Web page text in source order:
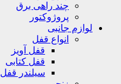
چند راهی برق
پروژوکتور
لوازم جانبی
انواع قفل
قفل آویز
قفل کتابی
سیلندر قفل